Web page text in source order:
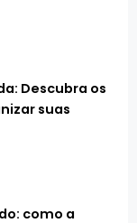
Descubra os
suas
como a